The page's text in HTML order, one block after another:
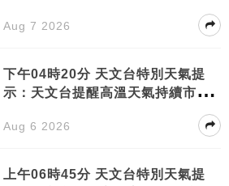
Aug 7 2026
下午04時20分 天文台特別天氣提
示：天文台提醒高溫天氣持續市民
Aug 6 2026
上午06時45分 天文台特別天氣提